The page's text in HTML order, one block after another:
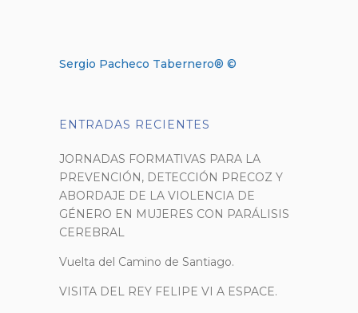
Sergio Pacheco Tabernero® ©
ENTRADAS RECIENTES
JORNADAS FORMATIVAS PARA LA
PREVENCIÓN, DETECCIÓN PRECOZ Y
ABORDAJE DE LA VIOLENCIA DE
GÉNERO EN MUJERES CON PARÁLISIS
CEREBRAL
Vuelta del Camino de Santiago.
VISITA DEL REY FELIPE VI A ESPACE.